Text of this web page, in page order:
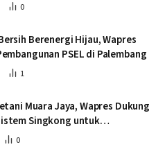
0
Berenergi Hijau, Wapres
PSEL di Palembang
1
Muara Jaya, Wapres Dukung
Singkong untuk
0